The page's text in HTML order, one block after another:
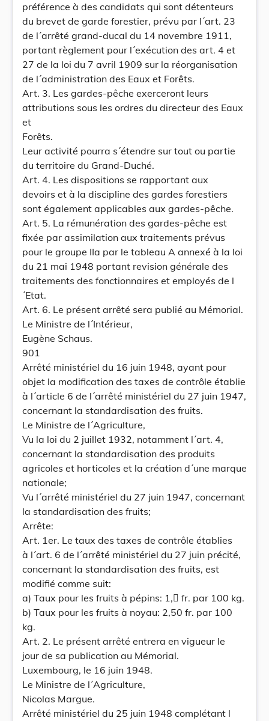
préférence à des candidats qui sont détenteurs
du brevet de garde forestier, prévu par l´art. 23
de l´arrêté grand-ducal du 14 novembre 1911,
portant règlement pour l´exécution des art. 4 et
27 de la loi du 7 avril 1909 sur la réorganisation
de l´administration des Eaux et Forêts.
Art. 3. Les gardes-pêche exerceront leurs
attributions sous les ordres du directeur des Eaux
et
Forêts.
Leur activité pourra s´étendre sur tout ou partie
du territoire du Grand-Duché.
Art. 4. Les dispositions se rapportant aux
devoirs et à la discipline des gardes forestiers
sont également applicables aux gardes-pêche.
Art. 5. La rémunération des gardes-pêche est
fixée par assimilation aux traitements prévus
pour le groupe IIa par le tableau A annexé à la loi
du 21 mai 1948 portant revision générale des
traitements des fonctionnaires et employés de l
´Etat.
Art. 6. Le présent arrêté sera publié au Mémorial.
Le Ministre de l´Intérieur,
Eugène Schaus.
901
Arrêté ministériel du 16 juin 1948, ayant pour
objet la modification des taxes de contrôle établie
à l´article 6 de l´arrêté ministériel du 27 juin 1947,
concernant la standardisation des fruits.
Le Ministre de l´Agriculture,
Vu la loi du 2 juillet 1932, notamment l´art. 4,
concernant la standardisation des produits
agricoles et horticoles et la création d´une marque
nationale;
Vu l´arrêté ministériel du 27 juin 1947, concernant
la standardisation des fruits;
Arrête:
Art. 1er. Le taux des taxes de contrôle établies
à l´art. 6 de l´arrêté ministériel du 27 juin précité,
concernant la standardisation des fruits, est
modifié comme suit:
a) Taux pour les fruits à pépins: 1, fr. par 100 kg.
b) Taux pour les fruits à noyau: 2,50 fr. par 100
kg.
Art. 2. Le présent arrêté entrera en vigueur le
jour de sa publication au Mémorial.
Luxembourg, le 16 juin 1948.
Le Ministre de l´Agriculture,
Nicolas Margue.
Arrêté ministériel du 25 juin 1948 complétant l